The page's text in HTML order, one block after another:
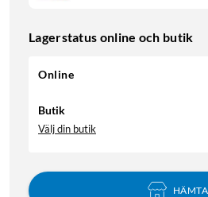
Lagerstatus online och butik
Online
Butik
Välj din butik
HÄMTA